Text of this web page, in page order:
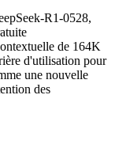
R1-0528,
de 164K
d'utilisation pour
une nouvelle
des